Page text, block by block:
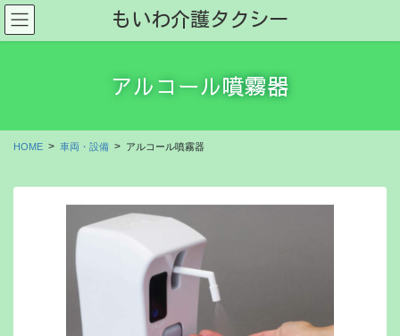
コ
ン
テ
ナ
ビ
ゲ
もいわ介護タクシー
アルコール噴霧器
HOME 車両・設備 アルコール噴霧器